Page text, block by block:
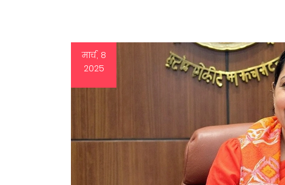
मार्च, 8
2025